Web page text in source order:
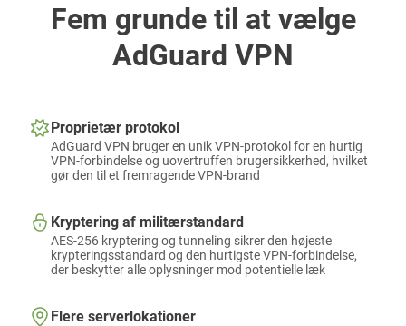
Fem grunde til at vælge
AdGuard VPN
Proprietær protokol
AdGuard VPN bruger en unik VPN-protokol for en hurtig
VPN-forbindelse og uovertruffen brugersikkerhed, hvilket
gør den til et fremragende VPN-brand
Kryptering af militærstandard
AES-256 kryptering og tunneling sikrer den højeste
krypteringsstandard og den hurtigste VPN-forbindelse,
der beskytter alle oplysninger mod potentielle læk
Flere serverlokationer